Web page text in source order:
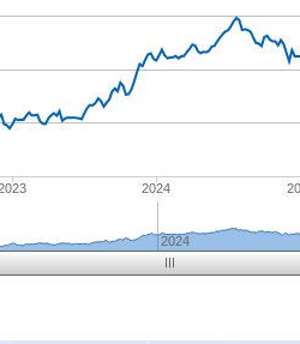
2024
2024